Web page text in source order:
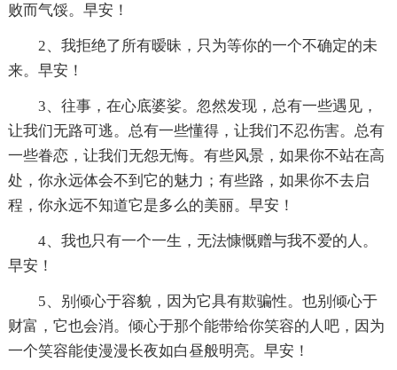
败而气馁。早安！
2、我拒绝了所有暧昧，只为等你的一个不确定的未
来。早安！
3、往事，在心底婆娑。忽然发现，总有一些遇见，
让我们无路可逃。总有一些懂得，让我们不忍伤害。总有
一些眷恋，让我们无怨无悔。有些风景，如果你不站在高
处，你永远体会不到它的魅力；有些路，如果你不去启
程，你永远不知道它是多么的美丽。早安！
4、我也只有一个一生，无法慷慨赠与我不爱的人。
早安！
5、别倾心于容貌，因为它具有欺骗性。也别倾心于
财富，它也会消。倾心于那个能带给你笑容的人吧，因为
一个笑容能使漫漫长夜如白昼般明亮。早安！